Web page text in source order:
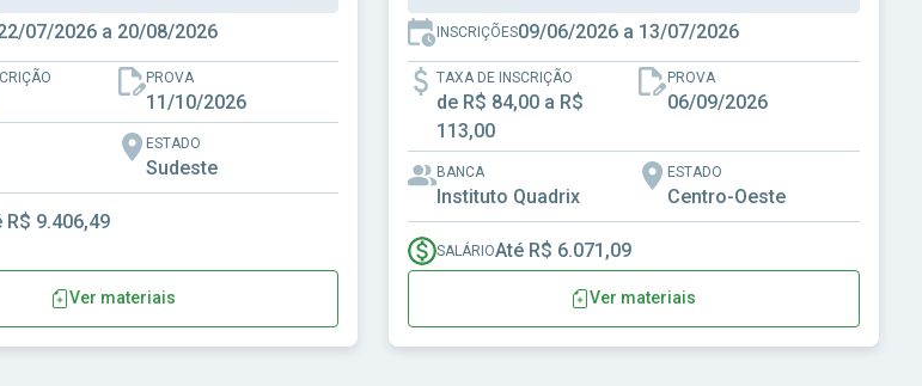
07/2026 a 20/08/2026
PROVA
11/10/2026
ESTADO
Sudeste
R$ 9.406,49
Ver materiais
INSCRIÇÕES09/06/2026 a 13/07/2026
TAXA DE INSCRIÇÃO
de R$ 84,00 a R$
113,00
PROVA
06/09/2026
BANCA
Instituto Quadrix
ESTADO
Centro-Oeste
SALÁRIOAté R$ 6.071,09
Ver materiais